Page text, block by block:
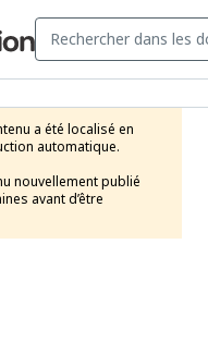
a été localisé en
automatique.
nouvellement publié
avant d’être